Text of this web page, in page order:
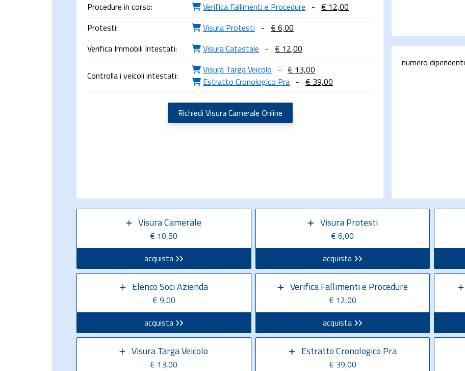
Procedure in corso:
Verifica Fallimenti e Procedure - € 12,00
Protesti:
Visura Protesti - € 6,00
Verifica Immobili Intestati:
Visura Catastale - € 12,00
Controlla i veicoli intestati: Visura Targa Veicolo - € 13,00
Estratto Cronologico Pra - € 39,00
Richiedi Visura Camerale Online
numero dipendenti
Visura Camerale
€ 10,50
acquista
Visura Protesti
€ 6,00
acquista
Elenco Soci Azienda
€ 9,00
acquista
Verifica Fallimenti e Procedure
€ 12,00
acquista
Visura Targa Veicolo
€ 13,00
Estratto Cronologico Pra
€ 39,00